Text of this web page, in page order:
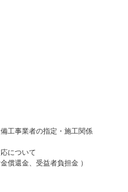
工事業者の指定・施工関係
について
償還金、受益者負担金 ）